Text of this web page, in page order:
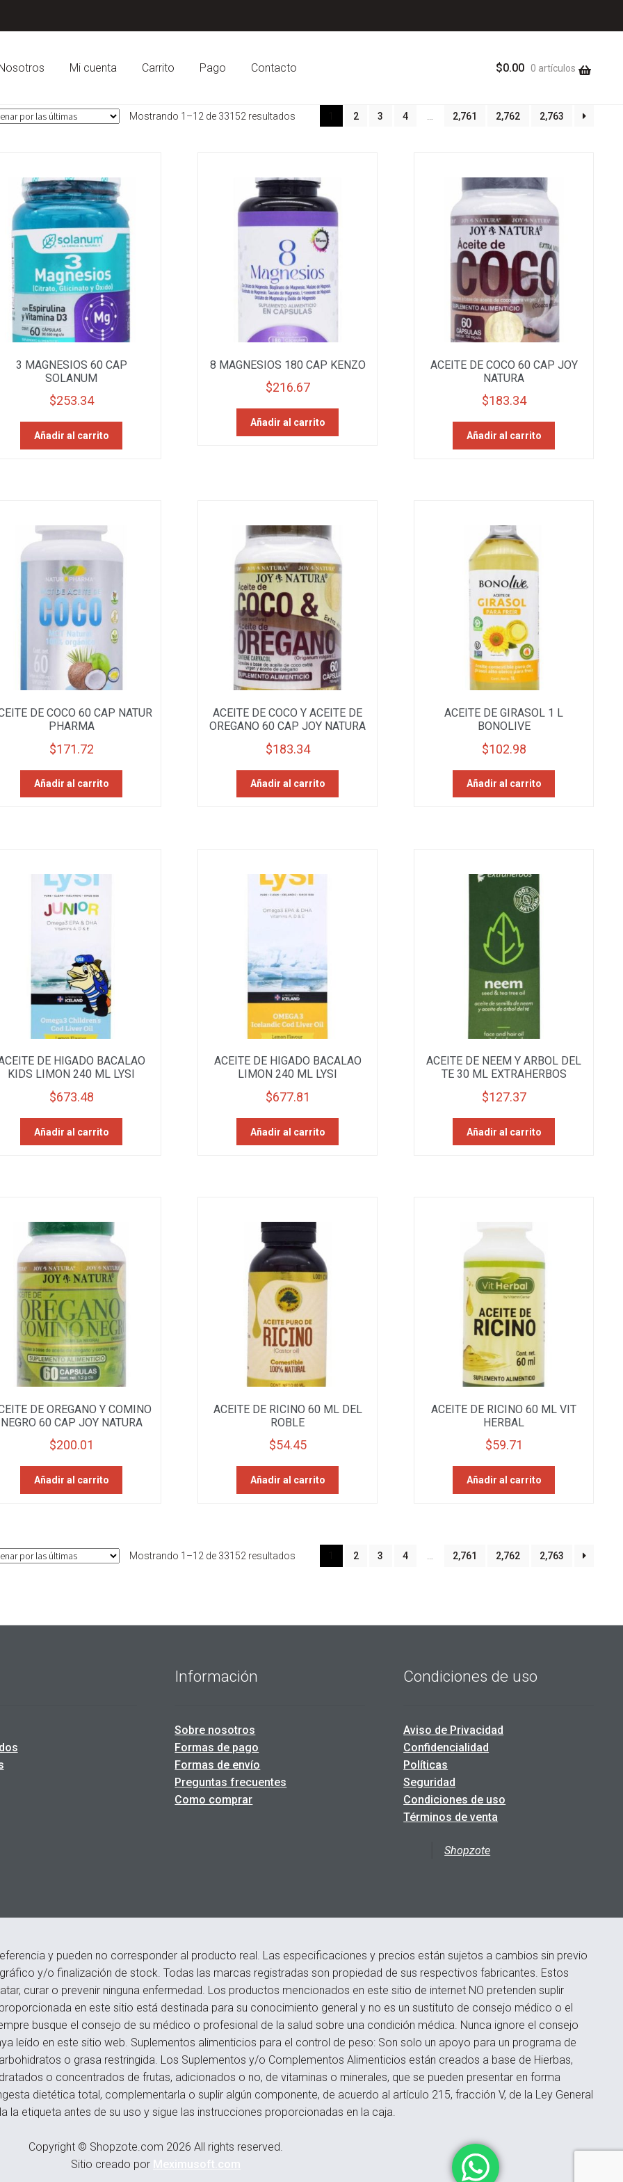
Mi cuenta Carrito Pago Contacto $0.00 0 artículos
Mostrando 1–12 de 33152 resultados 2 3 4 2,761 2,762 2,763
3 MAGNESIOS 60 CAP
SOLANUM
$253.34
Añadir al carrito
8 MAGNESIOS 180 CAP KENZO
$216.67
Añadir al carrito
ACEITE DE COCO 60 CAP JOY
NATURA
$183.34
Añadir al carrito
DE COCO 60 CAP NATUR
PHARMA
$171.72
Añadir al carrito
ACEITE DE COCO Y ACEITE DE
OREGANO 60 CAP JOY NATURA
$183.34
Añadir al carrito
ACEITE DE GIRASOL 1 L
BONOLIVE
$102.98
Añadir al carrito
DE HIGADO BACALAO
KIDS LIMON 240 ML LYSI
$673.48
Añadir al carrito
ACEITE DE HIGADO BACALAO
LIMON 240 ML LYSI
$677.81
Añadir al carrito
ACEITE DE NEEM Y ARBOL DEL
TE 30 ML EXTRAHERBOS
$127.37
Añadir al carrito
DE OREGANO Y COMINO
NEGRO 60 CAP JOY NATURA
$200.01
Añadir al carrito
ACEITE DE RICINO 60 ML DEL
ROBLE
$54.45
Añadir al carrito
ACEITE DE RICINO 60 ML VIT
HERBAL
$59.71
Añadir al carrito
Mostrando 1–12 de 33152 resultados 2 3 4 2,761 2,762 2,763
Información
Sobre nosotros
Formas de pago
Formas de envío
Preguntas frecuentes
Como comprar
Condiciones de uso
Aviso de Privacidad
Confidencialidad
Políticas
Seguridad
Condiciones de uso
Términos de venta
Shopzote
y pueden no corresponder al producto real. Las especificaciones y precios están sujetos a cambios sin previo
y/o finalización de stock. Todas las marcas registradas son propiedad de sus respectivos fabricantes. Estos
curar o prevenir ninguna enfermedad. Los productos mencionados en este sitio de internet NO pretenden suplir
en este sitio está destinada para su conocimiento general y no es un sustituto de consejo médico o el
busque el consejo de su médico o profesional de la salud sobre una condición médica. Nunca ignore el consejo
leído en este sitio web. Suplementos alimenticios para el control de peso: Son solo un apoyo para un programa de
o grasa restringida. Los Suplementos y/o Complementos Alimenticios están creados a base de Hierbas,
o concentrados de frutas, adicionados o no, de vitaminas o minerales, que se pueden presentar en forma
dietética total, complementarla o suplir algún componente, de acuerdo al artículo 215, fracción V, de la Ley General
la etiqueta antes de su uso y sigue las instrucciones proporcionadas en la caja.
Copyright © Shopzote.com 2026 All rights reserved.
Sitio creado por Meximusoft.com